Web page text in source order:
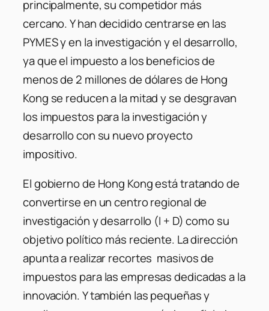
principalmente, su competidor más
cercano. Y han decidido centrarse en las
PYMES y en la investigación y el desarrollo,
ya que el impuesto a los beneficios de
menos de 2 millones de dólares de Hong
Kong se reducen a la mitad y se desgravan
los impuestos para la investigación y
desarrollo con su nuevo proyecto
impositivo.
El gobierno de Hong Kong está tratando de
convertirse en un centro regional de
investigación y desarrollo (I + D) como su
objetivo político más reciente. La dirección
apunta a realizar recortes masivos de
impuestos para las empresas dedicadas a la
innovación. Y también las pequeñas y